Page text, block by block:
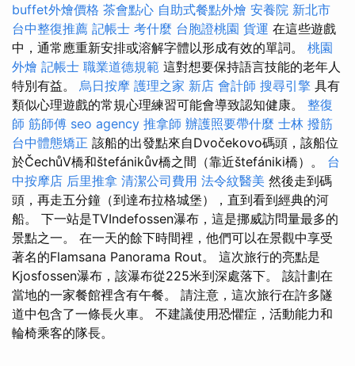
buffet外燴價格 茶會點心 自助式餐點外燴 安養院 新北市
台中整復推薦 記帳士 考什麼 台胞證桃園 貨運 在這些遊戲
中，通常應重新安排或溶解字體以形成有效的單詞。 桃園
外燴 記帳士 職業道德規範 這對想要保持語言技能的老年人
特別有益。 烏日按摩 護理之家 新店 會計師 搜尋引擎 具有
類似心理遊戲的常規心理練習可能會導致認知健康。 整復
師 筋師傅 seo agency 推拿師 辦護照要帶什麼 士林 撥筋
台中體態矯正 該船的出發點來自Dvočekovo碼頭，該船位
於ČechůV橋和štefánikův橋之間（靠近štefániki橋）。 台
中按摩店 后里推拿 清潔公司費用 法令紋醫美 然後走到碼
頭，再走五分鐘（到達布拉格城堡），直到看到經典的河
船。 下一站是TVIndefossen瀑布，這是挪威訪問量最多的
景點之一。 在一天的餘下時間裡，他們可以在景觀中享受
著名的Flamsana Panorama Rout。 這次旅行的亮點是
Kjosfossen瀑布，該瀑布從225米到深處落下。 該計劃在
當地的一家餐館裡含有午餐。 請注意，這次旅行在許多隧
道中包含了一條長火車。 不建議使用恐懼症，活動能力和
輪椅乘客的隊長。